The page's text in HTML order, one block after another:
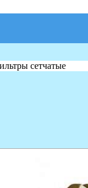
сетчатые